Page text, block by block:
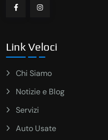
Link Veloci
Chi Siamo
Notizie e Blog
Servizi
Auto Usate